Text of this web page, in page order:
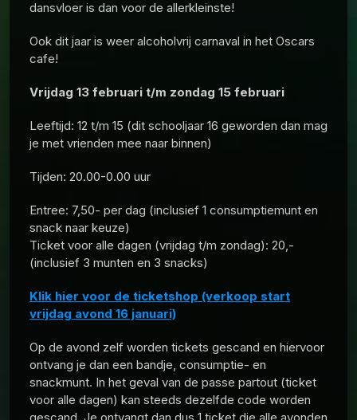
dansvloer is dan voor de allerkleinste!
Ook dit jaar is weer alcoholvrij carnaval in het Oscars
cafe!
Vrijdag 13 februari t/m zondag 15 februari
Leeftijd: 12 t/m 15 (dit schooljaar 16 geworden dan mag
je met vrienden mee naar binnen)
Tijden: 20.00-0.00 uur
Entree: 7,50- per dag (inclusief 1 consumptiemunt en
snack naar keuze)
Ticket voor alle dagen (vrijdag t/m zondag): 20,-
(inclusief 3 munten en 3 snacks)
Klik hier voor de ticketshop (verkoop start
vrijdag avond 16 januari)
Op de avond zelf worden tickets gescand en hiervoor
ontvang je dan een bandje, consumptie- en
snackmunt. In het geval van de passe partout (ticket
voor alle dagen) kan steeds dezelfde code worden
gescand. Je ontvangt dan dus 1 ticket die alle avonden